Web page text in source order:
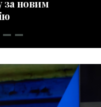
за новим